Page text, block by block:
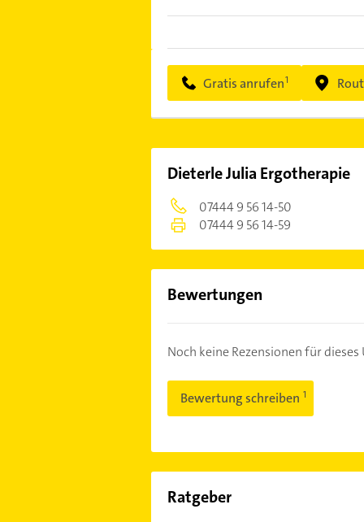
Gratis anrufen
Dieterle Julia Ergotherapie
07444 9 56 14-50
07444 9 56 14-59
Bewertungen
Noch keine Rezensionen für
Bewertung schreiben
Ratgeber